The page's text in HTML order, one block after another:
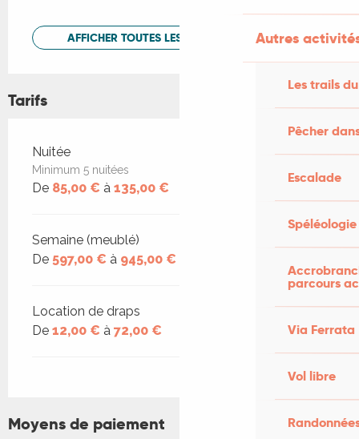
Autres
Les trails
Pêcher
Escalade
Spéléologie
parcours
Via Ferrata
Vol libre
AFFICHER TOUTES LES PRESTATIONS
Tarifs
Tarifs 2026
Nuitée
Minimum 5 nuitées
De 85,00 € à 135,00 €
Semaine (meublé)
De 597,00 € à 945,00 €
Location de draps
De 12,00 € à 72,00 €
Moyens de paiement